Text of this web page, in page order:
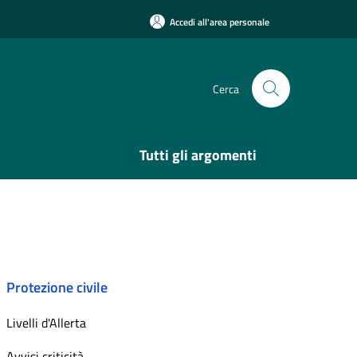
Accedi all'area personale
Cerca
Tutti gli argomenti
Protezione civile
Livelli d'Allerta